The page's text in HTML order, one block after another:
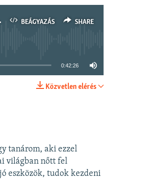
BEÁGYAZÁS SHARE
0:42:26
Közvetlen elérés
tanárom, aki ezzel
világban nőtt fel
eszközök, tudok kezdeni